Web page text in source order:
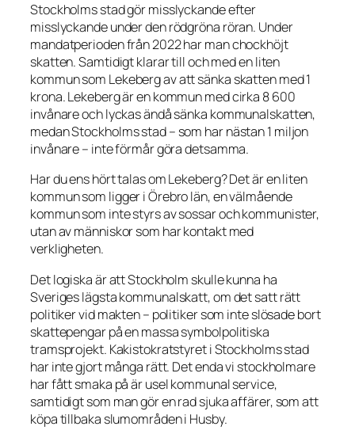
Stockholms stad gör misslyckande efter
misslyckande under den rödgröna röran. Under
mandatperioden från 2022 har man chockhöjt
skatten. Samtidigt klarar till och med en liten
kommun som Lekeberg av att sänka skatten med 1
krona. Lekeberg är en kommun med cirka 8 600
invånare och lyckas ändå sänka kommunalskatten,
medan Stockholms stad – som har nästan 1 miljon
invånare – inte förmår göra detsamma.
Har du ens hört talas om Lekeberg? Det är en liten
kommun som ligger i Örebro län, en välmående
kommun som inte styrs av sossar och kommunister,
utan av människor som har kontakt med
verkligheten.
Det logiska är att Stockholm skulle kunna ha
Sveriges lägsta kommunalskatt, om det satt rätt
politiker vid makten – politiker som inte slösade bort
skattepengar på en massa symbolpolitiska
tramsprojekt. Kakistokratstyret i Stockholms stad
har inte gjort många rätt. Det enda vi stockholmare
har fått smaka på är usel kommunal service,
samtidigt som man gör en rad sjuka affärer, som att
köpa tillbaka slumområden i Husby.